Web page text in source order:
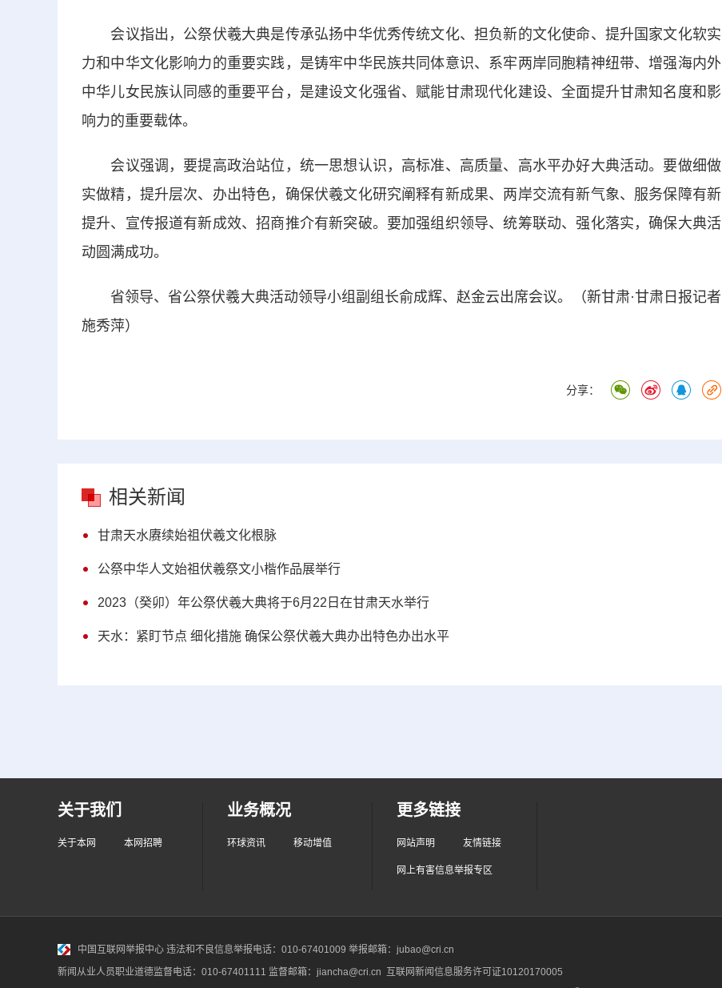
会议指出，公祭伏羲大典是传承弘扬中华优秀传统文化、担负新的文化使命、提升国家文化软实
力和中华文化影响力的重要实践，是铸牢中华民族共同体意识、系牢两岸同胞精神纽带、增强海内外
中华儿女民族认同感的重要平台，是建设文化强省、赋能甘肃现代化建设、全面提升甘肃知名度和影
响力的重要载体。
会议强调，要提高政治站位，统一思想认识，高标准、高质量、高水平办好大典活动。要做细做
实做精，提升层次、办出特色，确保伏羲文化研究阐释有新成果、两岸交流有新气象、服务保障有新
提升、宣传报道有新成效、招商推介有新突破。要加强组织领导、统筹联动、强化落实，确保大典活
动圆满成功。
省领导、省公祭伏羲大典活动领导小组副组长俞成辉、赵金云出席会议。（新甘肃·甘肃日报记者
施秀萍）
分享：
相关新闻
甘肃天水赓续始祖伏羲文化根脉
公祭中华人文始祖伏羲祭文小楷作品展举行
2023（癸卯）年公祭伏羲大典将于6月22日在甘肃天水举行
天水：紧盯节点 细化措施 确保公祭伏羲大典办出特色办出水平
关于我们
关于本网 本网招聘
业务概况
环球资讯 移动增值
更多链接
网站声明 友情链接
网上有害信息举报专区
中国互联网举报中心 违法和不良信息举报电话：010-67401009 举报邮箱：jubao@cri.cn
新闻从业人员职业道德监督电话：010-67401111 监督邮箱：jiancha@cri.cn 互联网新闻信息服务许可证10120170005